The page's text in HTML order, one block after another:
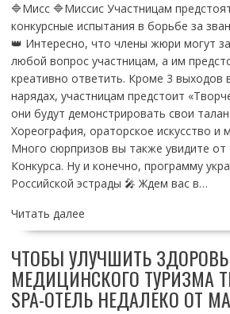
🔷️Мисс 🔷️Миссис Участницам
конкурсные испытания в борьбе за
👑 Интересно, что члены жюри могут
любой вопрос участницам, а им
креативно ответить. Кроме 3 выходов
нарядах, участницам предстоит
они будут демонстрировать свои
Хореография, ораторское искусство и
Много сюрпризов вы также увидите от
Конкурса. Ну и конечно, программу
Российской эстрады 🎤 Ждем вас в…
Читать далее
ЧТОБЫ УЛУЧШИТЬ
МЕДИЦИНСКОГО ТУРИЗМА
SPA-ОТЕЛЬ НЕДАЛЕКО ОТ